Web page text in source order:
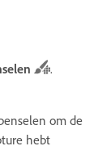
.
om de
hebt